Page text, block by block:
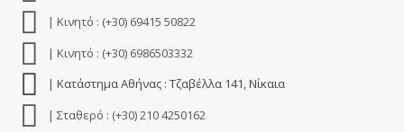
| Κινητό : (+30) 69415 50822
| Κινητό : (+30) 6986503332
| Κατάστημα Αθήνας : Τζαβέλλα 141, Νίκαια
| Σταθερό : (+30) 210 4250162